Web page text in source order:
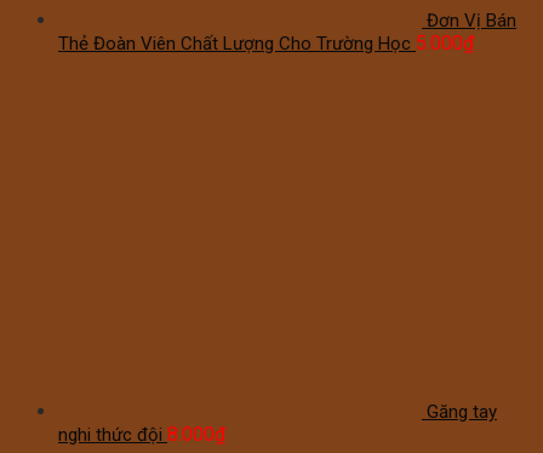
Đơn Vị Bán
Thẻ Đoàn Viên Chất Lượng Cho Trường Học 5.000₫
Găng tay
nghi thức đội 8.000₫